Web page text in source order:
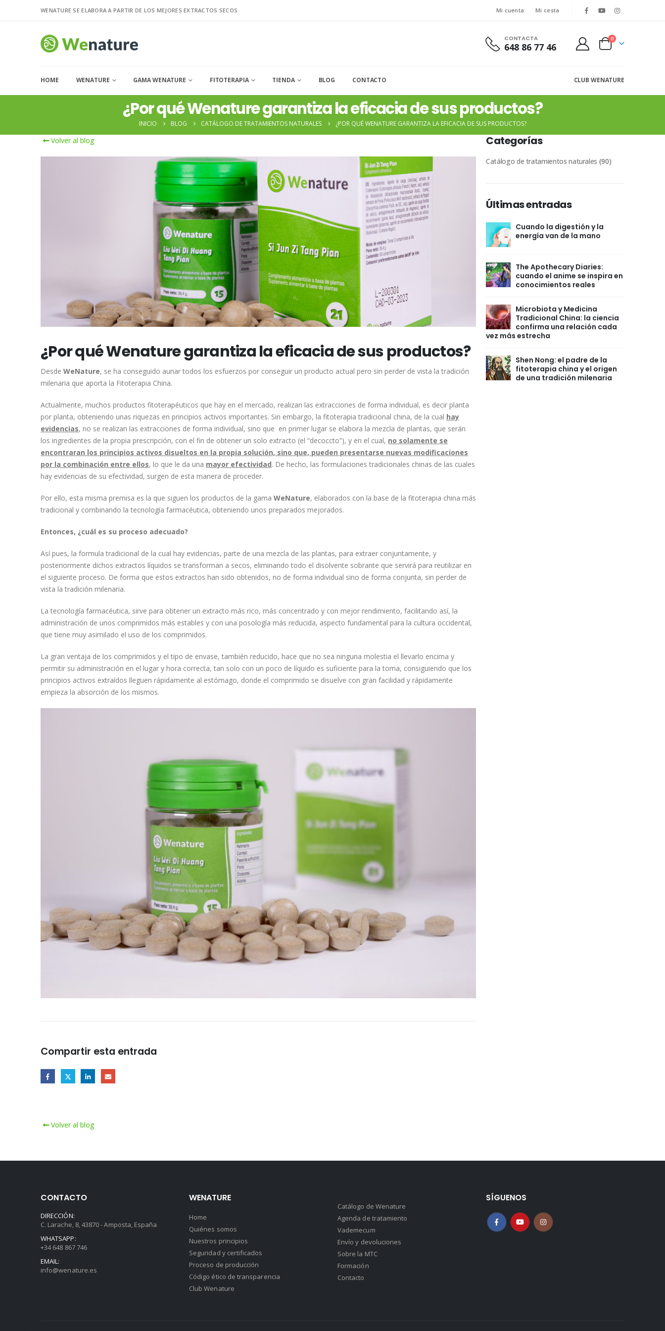
WENATURE SE ELABORA A PARTIR DE LOS MEJORES EXTRACTOS SECOS Mi cuenta Mi cesta
CONTACTA
648 86 77 46
0
HOME WENATURE GAMA WENATURE FITOTERAPIA TIENDA BLOG CONTACTO CLUB WENATURE
¿Por qué Wenature garantiza la eficacia de sus productos?
INICIO BLOG CATÁLOGO DE TRATAMIENTOS NATURALES ¿POR QUÉ WENATURE GARANTIZA LA EFICACIA DE SUS PRODUCTOS?
Volver al blog
¿Por qué Wenature garantiza la eficacia de sus productos?
Desde WeNature, se ha conseguido aunar todos los esfuerzos por conseguir un producto actual pero sin perder de vista la tradición
milenaria que aporta la Fitoterapia China.
Actualmente, muchos productos fitoterapéuticos que hay en el mercado, realizan las extracciones de forma individual, es decir planta
por planta, obteniendo unas riquezas en principios activos importantes. Sin embargo, la fitoterapia tradicional china, de la cual hay
evidencias, no se realizan las extracciones de forma individual, sino que en primer lugar se elabora la mezcla de plantas, que serán
los ingredientes de la propia prescripción, con el fin de obtener un solo extracto (el “decoccto”), y en el cual, no solamente se
encontraran los principios activos disueltos en la propia solución, sino que, pueden presentarse nuevas modificaciones
por la combinación entre ellos, lo que le da una mayor efectividad. De hecho, las formulaciones tradicionales chinas de las cuales
hay evidencias de su efectividad, surgen de esta manera de proceder.
Por ello, esta misma premisa es la que siguen los productos de la gama WeNature, elaborados con la base de la fitoterapia china más
tradicional y combinando la tecnología farmacéutica, obteniendo unos preparados mejorados.
Entonces, ¿cuál es su proceso adecuado?
Así pues, la formula tradicional de la cual hay evidencias, parte de una mezcla de las plantas, para extraer conjuntamente, y
posteriormente dichos extractos líquidos se transforman a secos, eliminando todo el disolvente sobrante que servirá para reutilizar en
el siguiente proceso. De forma que estos extractos han sido obtenidos, no de forma individual sino de forma conjunta, sin perder de
vista la tradición milenaria.
La tecnología farmacéutica, sirve para obtener un extracto más rico, más concentrado y con mejor rendimiento, facilitando así, la
administración de unos comprimidos más estables y con una posología más reducida, aspecto fundamental para la cultura occidental,
que tiene muy asimilado el uso de los comprimidos.
La gran ventaja de los comprimidos y el tipo de envase, también reducido, hace que no sea ninguna molestia el llevarlo encima y
permitir su administración en el lugar y hora correcta, tan solo con un poco de líquido es suficiente para la toma, consiguiendo que los
principios activos extraídos lleguen rápidamente al estómago, donde el comprimido se disuelve con gran facilidad y rápidamente
empieza la absorción de los mismos.
Compartir esta entrada
Volver al blog
Categorías
Catálogo de tratamientos naturales (90)
Últimas entradas
Cuando la digestión y la
energía van de la mano
The Apothecary Diaries:
cuando el anime se inspira en
conocimientos reales
Microbiota y Medicina
Tradicional China: la ciencia
confirma una relación cada
vez más estrecha
Shen Nong: el padre de la
fitoterapia china y el origen
de una tradición milenaria
CONTACTO
DIRECCIÓN:
C. Larache, 8, 43870 - Amposta, España
WHATSAPP:
+34 648 867 746
EMAIL:
info@wenature.es
WENATURE
Home
Quiénes somos
Nuestros principios
Seguridad y certificados
Proceso de producción
Código ético de transparencia
Club Wenature
Catálogo de Wenature
Agenda de tratamiento
Vademecum
Envío y devoluciones
Sobre la MTC
Formación
Contacto
SÍGUENOS